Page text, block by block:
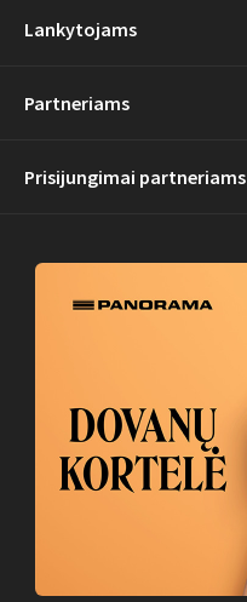
Lankytojams
Partneriams
Prisijungimai partneriams